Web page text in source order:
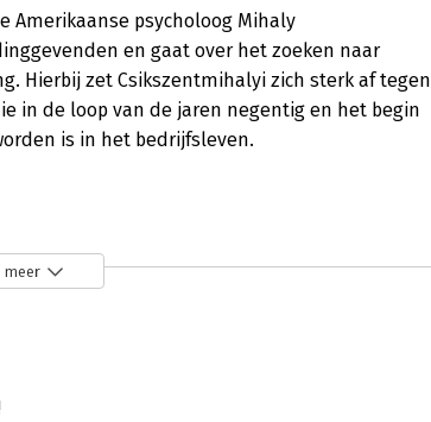
Amerikaanse psycholoog Mihaly
en gaat over het zoeken naar
Hierbij zet Csikszentmihalyi zich sterk af tegen
in de loop van de jaren negentig en het begin
is in het bedrijfsleven.
meer